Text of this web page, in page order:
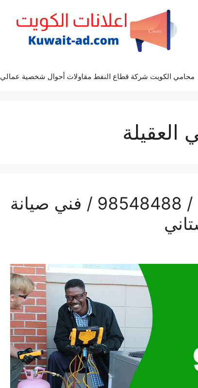
محامي الكويت شركة قطاع النفط مقاولات أحوال شخصية عمالي
العقيلة
رقم صيانة تكييف العقيلة / 98548488 / فني صيانة